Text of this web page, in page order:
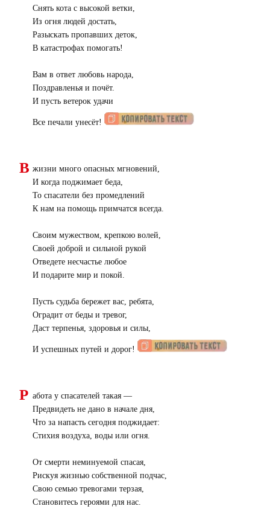
Снять кота с высокой ветки,
Из огня людей достать,
Разыскать пропавших деток,
В катастрофах помогать!
Вам в ответ любовь народа,
Поздравленья и почёт.
И пусть ветерок удачи
Все печали унесёт!
В жизни много опасных мгновений,
И когда поджимает беда,
То спасатели без промедлений
К нам на помощь примчатся всегда.
Своим мужеством, крепкою волей,
Своей доброй и сильной рукой
Отведете несчастье любое
И подарите мир и покой.
Пусть судьба бережет вас, ребята,
Оградит от беды и тревог,
Даст терпенья, здоровья и силы,
И успешных путей и дорог!
Р абота у спасателей такая —
Предвидеть не дано в начале дня,
Что за напасть сегодня поджидает:
Стихия воздуха, воды или огня.
От смерти неминуемой спасая,
Рискуя жизнью собственной подчас,
Свою семью тревогами терзая,
Становитесь героями для нас.